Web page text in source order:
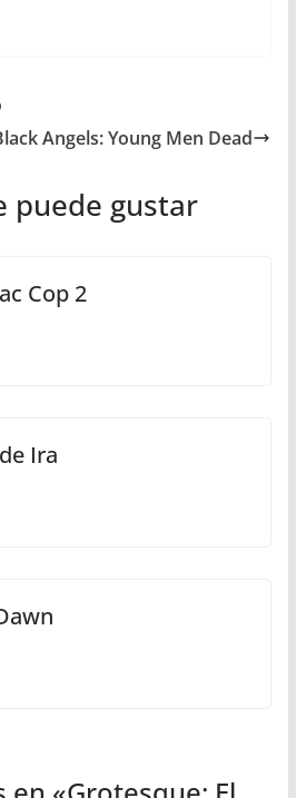
Angels: Young Men Dead
puede gustar
Cop 2
Ira